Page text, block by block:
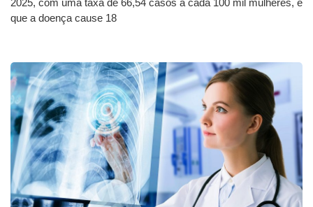
2025, com uma taxa de 66,54 casos a cada 100 mil mulheres, e
que a doença cause 18